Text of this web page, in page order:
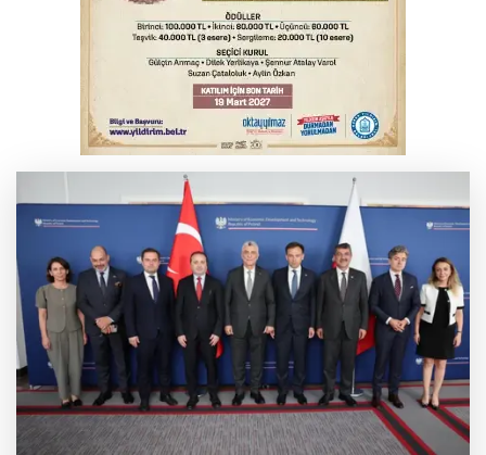
Serbest piyasada döviz fiyatları
Serbest piyasada altın fiyatları...